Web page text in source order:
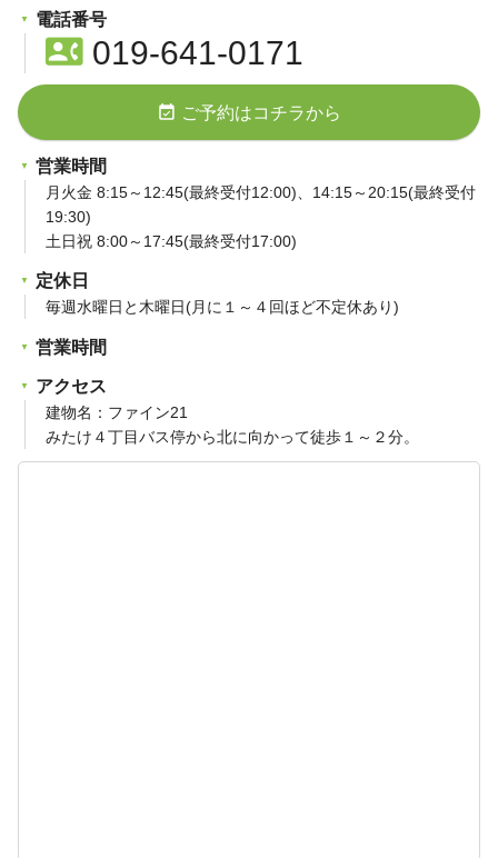
電話番号
contact_phone019-641-0171
event_available ご予約はコチラから
営業時間
月火金 8:15～12:45(最終受付12:00)、14:15～20:15(最終受付
19:30)
土日祝 8:00～17:45(最終受付17:00)
定休日
毎週水曜日と木曜日(月に１～４回ほど不定休あり)
営業時間
アクセス
建物名：ファイン21
みたけ４丁目バス停から北に向かって徒歩１～２分。